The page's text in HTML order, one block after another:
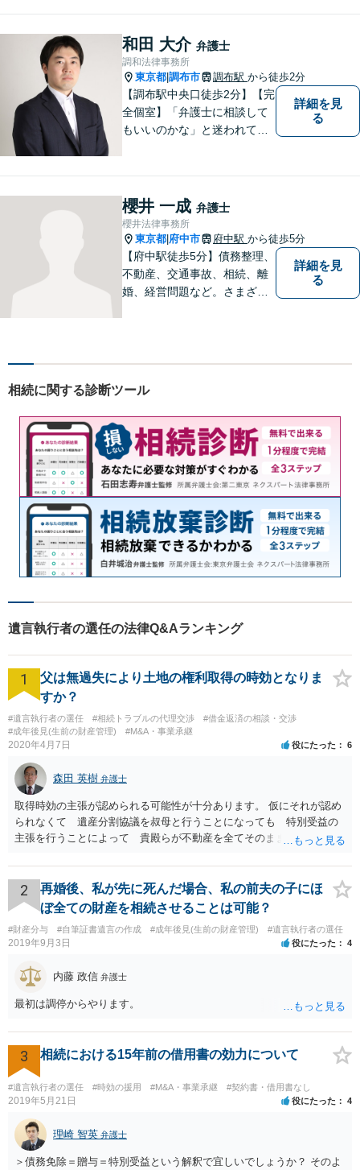
能です。 おひとりで悩まず、
まずはご相談ください。
和田 大介 弁護士
調和法律事務所
東京都 調布市 調布駅 から徒歩2分
【調布駅中央口徒歩2分】【完
全個室】「弁護士に相談して
もいいのかな」と迷われてい
安」を「安心」に変えられる
よう尽力いたします。
詳細を見
る
櫻井 一成 弁護士
櫻井法律事務所
東京都 府中市 府中駅 から徒歩5分
【府中駅徒歩5分】債務整理、
不動産、交通事故、相続、離
婚、経営問題など。さまざま
アリングし、あらゆる観点か
気軽にご相談ください。
詳細を見
る
相続に関する診断ツール
遺言執行者の選任の法律Q&Aランキング
1
父は無過失により土地の権利取得の時効となりま
すか？
#遺言執行者の選任 #相続トラブルの代理交渉
#借金返済の相談・交渉
#成年後見(生前の財産管理)
#M&A・事業承継
2020年4月7日 役にたった 6
森田 英樹 弁護士
取得時効の主張が認められる可能性が十分あります。 仮にそれが認め
られなくて 遺産分割協議を叔母と行うことになっても 特別受益の
主張を行うことによって 貴殿らが不動産を全てそのまま取得できる
2
再婚後、私が先に死んだ場合、私の前夫の子にほ
ぼ全ての財産を相続させることは可能？
#財産分与 #自筆証書遺言の作成 #成年後見(生前の財産管理) #遺言執行者の選任
2019年9月3日 役にたった 4
内藤 政信 弁護士
最初は調停からやります。
3 相続における15年前の借用書の効力について
#遺言執行者の選任 #時効の援用 #M&A・事業承継 #契約書・借用書なし
2019年5月21日 役にたった 4
理崎 智英 弁護士
＞債務免除＝贈与＝特別受益という解釈で宜しいでしょうか？ そのよ